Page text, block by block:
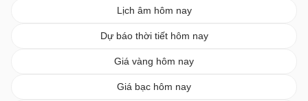
Lịch âm hôm nay
Dự báo thời tiết hôm nay
Giá vàng hôm nay
Giá bạc hôm nay